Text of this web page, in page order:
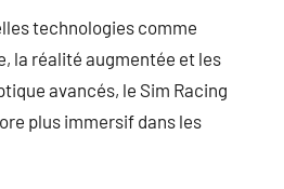
technologies comme
la réalité augmentée et les
avancés, le Sim Racing
plus immersif dans les